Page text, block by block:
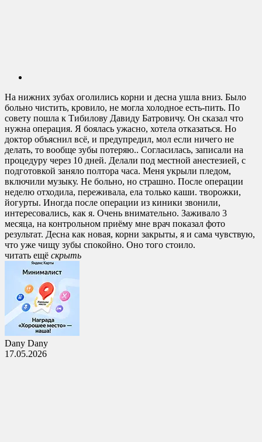
На нижних зубах оголились корни и десна ушла вниз. Было
больно чистить, кровило, не могла холодное есть-пить. По
совету пошла к Тибилову Давиду Батровичу. Он сказал что
нужна операция. Я боялась ужасно, хотела отказаться. Но
доктор объяснил всё, и предупредил, мол если ничего не
делать, то вообще зубы потеряю.. Согласилась, записали на
процедуру через 10 дней. Делали под местной анестезией, с
подготовкой заняло полтора часа. Меня укрыли пледом,
включили музыку. Не больно, но страшно. После операции
неделю отходила, переживала, ела только каши. творожки,
йогурты. Иногда после операции из киники звонили,
интересовались, как я. Очень внимательно. Заживало 3
месяца, на контрольном приёму мне врач показал фото
результат. Десна как новая, корни закрыты, я и сама чувствую,
что уже чищу зубы спокойно. Оно того стоило.
читать ещё cкрыть
Dany Dany
17.05.2026